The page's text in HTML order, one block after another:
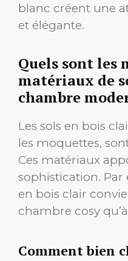
blanc créent une
et élégante.
Quels sont les
matériaux de
chambre
Les sols en bois
les moquettes,
Ces matériaux
sophistication.
en bois clair
chambre cosy
Comment bien